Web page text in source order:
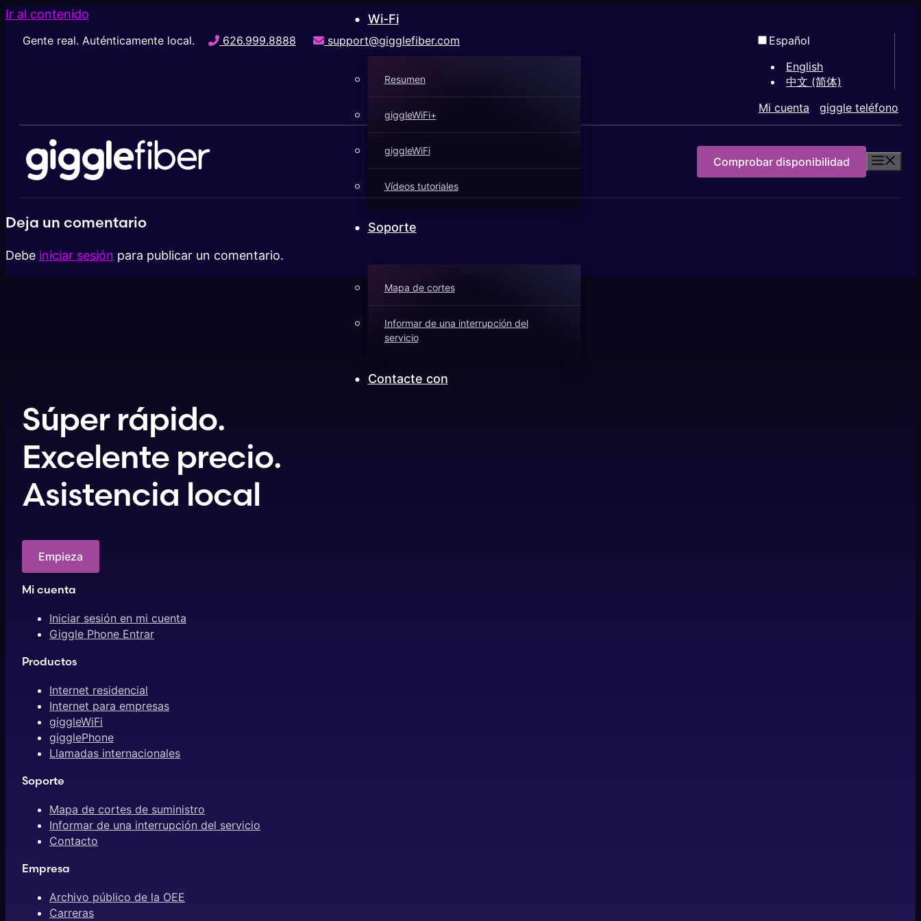
Ir al contenido
Gente real. Auténticamente local. 626.999.8888 support@gigglefiber.com
Español
English
中文 (简体)
Mi cuenta
giggle teléfono
Comprobar disponibilidad
Wi-Fi
Resumen
giggleWiFi+
giggleWiFi
Vídeos tutoriales
Soporte
Mapa de cortes
Informar de una interrupción del
servicio
Contacte con
Deja un comentario
Debe iniciar sesión para publicar un comentario.
Súper rápido.
Excelente precio.
Asistencia local
Empieza
Mi cuenta
Iniciar sesión en mi cuenta
Giggle Phone Entrar
Productos
Internet residencial
Internet para empresas
giggleWiFi
gigglePhone
Llamadas internacionales
Soporte
Mapa de cortes de suministro
Informar de una interrupción del servicio
Contacto
Empresa
Archivo público de la OEE
Carreras